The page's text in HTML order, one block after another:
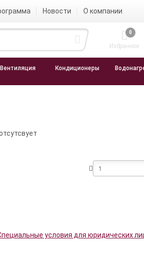
Новости О компании
0
Избранное
Вентиляция Кондиционеры
условия для юридических